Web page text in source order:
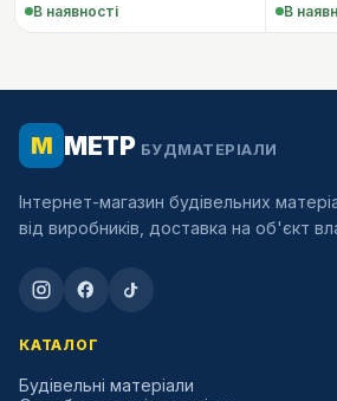
В наявності В
М МЕТР БУДМАТЕРІАЛИ
Інтернет-магазин будівельних
від виробників, доставка на об'єкт
КАТАЛОГ
Будівельні матеріали